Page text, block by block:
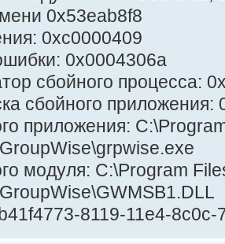
0x53eab8f8
0xc0000409
0x0004306a
сбойного процесса:
сбойного
приложения:
модуля: C:\Program
8119-11e4-